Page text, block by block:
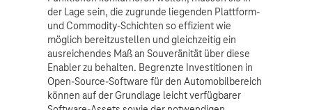
der Lage sein, die zugrunde liegenden Plattform-
und Commodity-Schichten so effizient wie
möglich bereitzustellen und gleichzeitig ein
ausreichendes Maß an Souveränität über diese
Enabler zu behalten. Begrenzte Investitionen in
Open-Source-Software für den Automobilbereich
können auf der Grundlage leicht verfügbarer